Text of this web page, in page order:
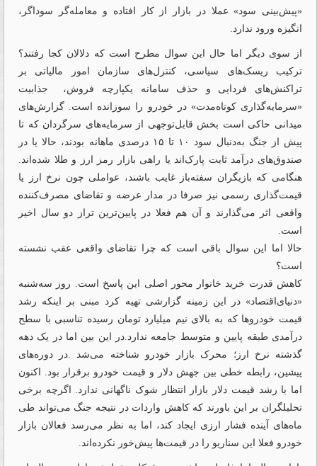
«پیش‌بینی سود» عملا در بازار از کار افتاده و معامله‌‌گر سوداگر،
انگیزه ورود ندارد.
از سوی دیگر اما حال این سوال مطرح است که دلالان کجا رفتند؟
ترکیب ریسک‌‌های سیاسی، کنترل‌‌های سازمان امور مالیاتی بر
تراکنش‌‌های فردایی و حذف سامانه یکپارچه فروش، ‌‌ جذابیت
«سرمایه‌گذاری کوتاه‌‌مدت» در خودرو را سوزانده است. گزارش‌‌های
میدانی حاکی است بخش قابل‌‌توجهی از سرمایه‌‌های سرگردان که تا
پیش از جنگ به‌‌دنبال سود ۱۰ تا ۱۵ درصدی ماهانه بودند، حالا یا در
صندوق‌های درآمد ثابت پارک‌‌‌اند یا راهی بازار رمز‌‌ ‌‌ارز و طلا شده‌‌اند.
هنگامی که بازیگران سفته‌‌باز غایب باشند، عواملی چون نرخ ارز یا
قیمت‌گذاری رسمی نیز صرفا در مدار عرضه و تقاضای مصرف‌کننده
واقعی اثر می‌‌گذارند و آن هم فعلا در پایین‌‌ترین تراز دو سال اخیر
است.
حالا اما این سوال باقی است که چرا تقاضای واقعی عقب نشسته
است؟
کاهش قدرت خرید خانوار محور اصلی این پاسخ است. روز سه‌شنبه
«دنیای‌اقتصاد» در این زمینه گزارشی تهیه کرد مبنی بر اینکه رشد
قیمت خودروها که به بالای نیم میلیارد تومان رسیده تناسبی با سطح
درآمدی طبقه پایین و متوسط جامعه ندارد.در این بین اما در یک دهه
گذشته نرخ ارز؛ محرک بازار خودرو شناخته می‌شد .در دوره‌‌های
پیشین، رابطه خطی بین جهش دلار و قیمت خودرو برقرار بود. اکنون
اما با رشد قیمت دلار بازار انتظار شوک ناگهانی ندارد. اگرچه برخی
تحلیلگران بر این باورند که کاهش واردات در نتیجه جنگ می‌تواند طی
ماه‌‌های آینده فشار ارزی ایجاد کند، اما به نظر می‌رسد فعالان بازار
خودرو فعلا این سناریو را در قیمت‌ها پیش‌‌خور نکرده‌‌اند.